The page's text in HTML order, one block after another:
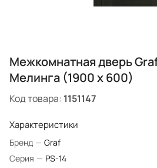
Межкомнатная дверь
Мелинга (1900 х 600)
Код товара: 1151147
Характеристики
Бренд — Graf
Серия — PS-14